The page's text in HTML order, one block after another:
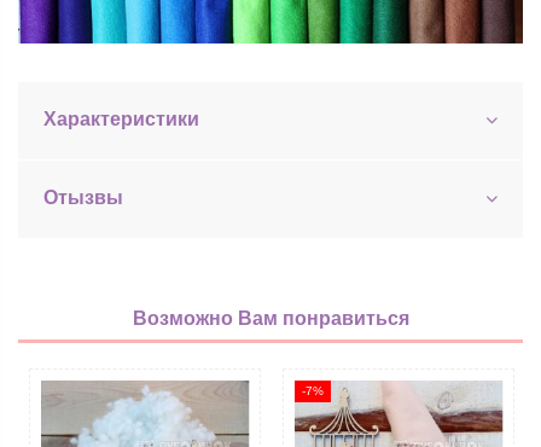
Характеристики
Отызвы
Возможно Вам понравиться
-7%